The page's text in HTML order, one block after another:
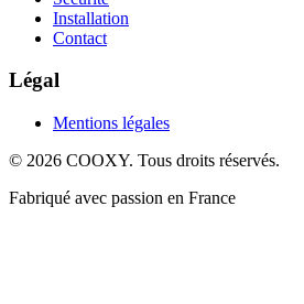
Installation
Contact
Légal
Mentions légales
© 2026 COOXY. Tous droits réservés.
Fabriqué avec passion en France